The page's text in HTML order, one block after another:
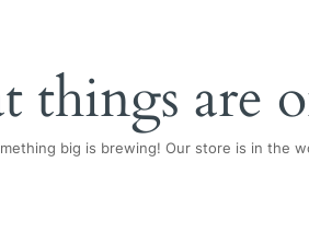
things are
big is brewing! Our store is in the